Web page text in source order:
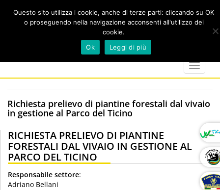
marker
calendar
Toggle
Richiesta prelievo di piantine forestali dal vivaio
in gestione al Parco del Ticino
RICHIESTA PRELIEVO DI PIANTINE
FORESTALI DAL VIVAIO IN GESTIONE AL
PARCO DEL TICINO
Responsabile settore:
Adriano Bellani
Questo sito utilizza i cookie, anche di terze parti: cliccando su OK
o proseguendo nella navigazione acconsenti all'utilizzo dei
cookie.
Ok
Leggi di più